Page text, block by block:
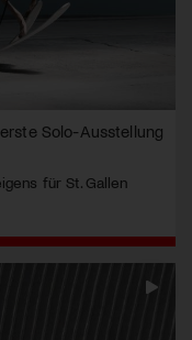
Solo-Ausstellung
für St. Gallen